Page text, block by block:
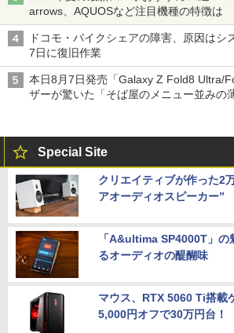
arrows、AQUOSなど注目機種の特徴は
ドコモ・バイクシェアの障害、原因は
7日に復旧作業
本日8月7日発売「Galaxy Z Fold8 Ultra/
ザーが驚いた「そば屋のメニュー並みの
Special Site
クリエイティブが作った2
アオーディオスピーカー”
「A&ultima SP4000T」の
るオーディオの醍醐味
マウス、RTX 5060 Ti搭載
5,000円オフで30万円台！